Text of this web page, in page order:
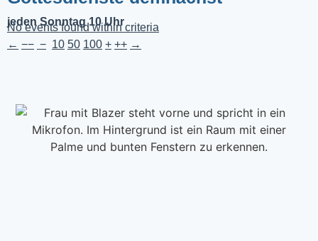
jeden Sonntag 10 Uhr
No events found within criteria
← −− − 10 50 100 + ++ →